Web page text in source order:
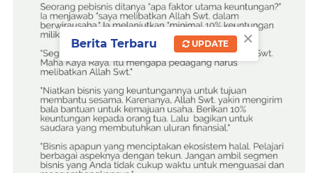
×
Berita Terbaru UPDATE